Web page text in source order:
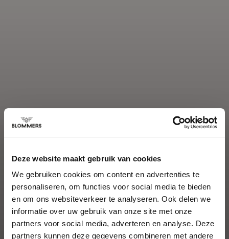
Deze website maakt gebruik van cookies
We gebruiken cookies om content en advertenties te
personaliseren, om functies voor social media te bieden
en om ons websiteverkeer te analyseren. Ook delen we
informatie over uw gebruik van onze site met onze
partners voor social media, adverteren en analyse. Deze
partners kunnen deze gegevens combineren met andere